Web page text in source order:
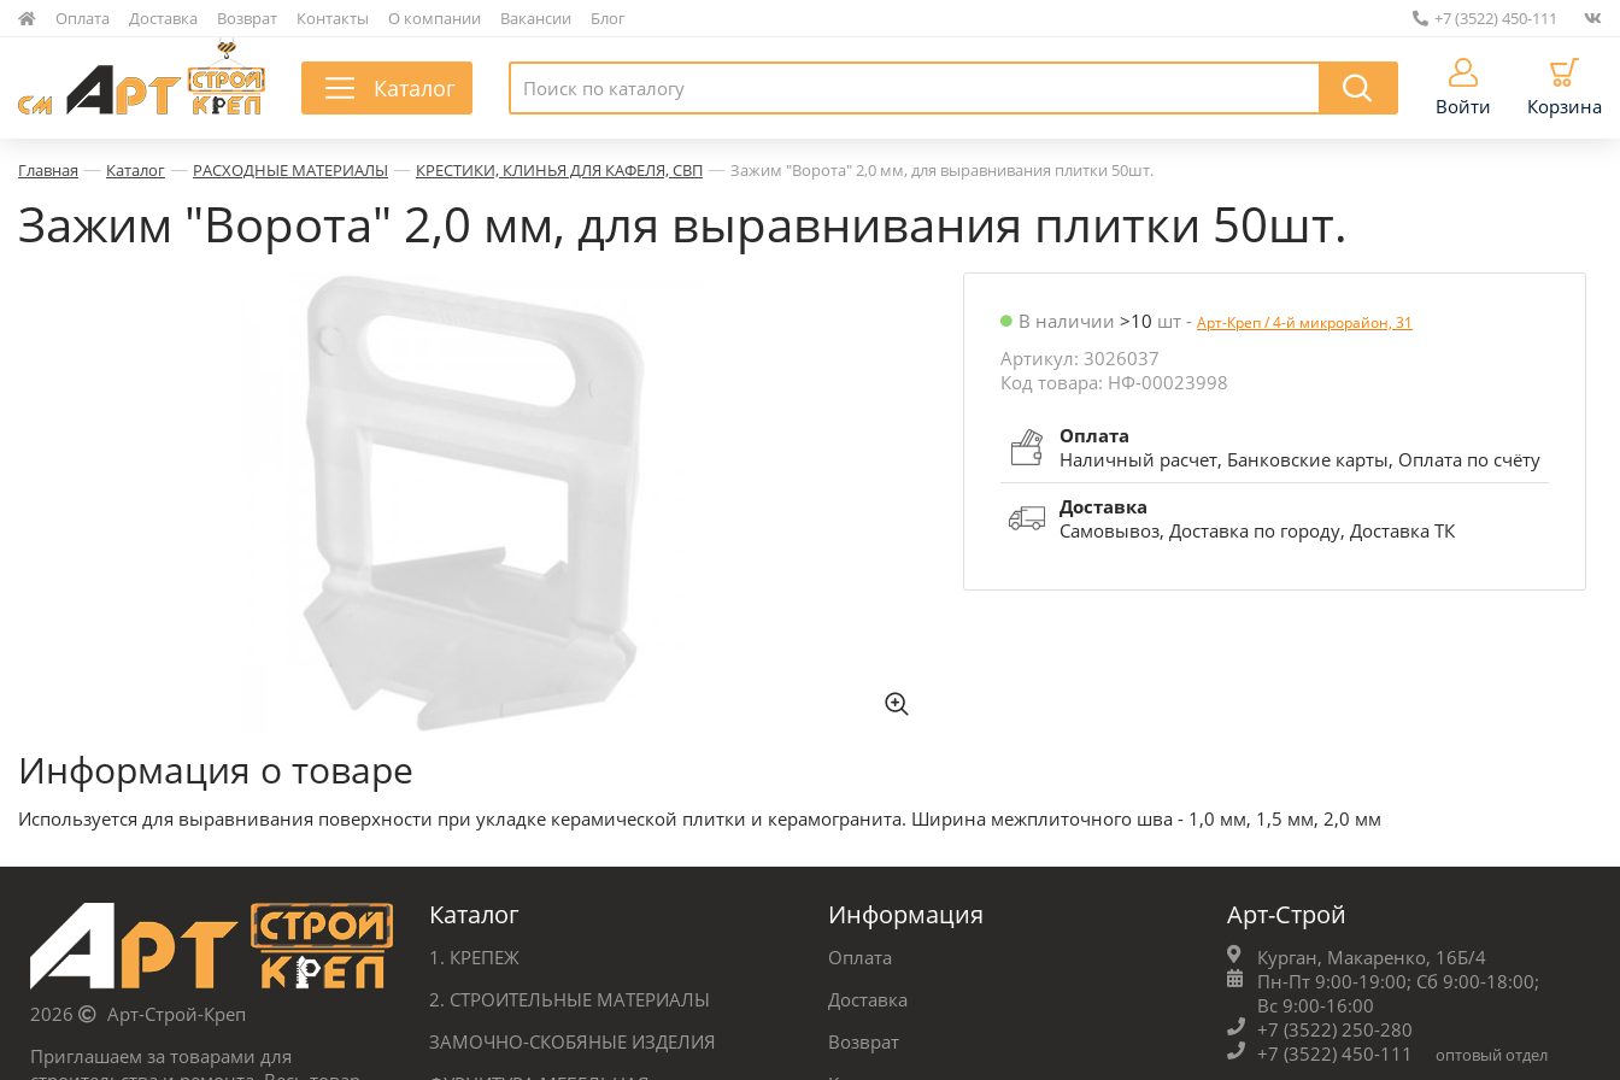
Оплата Доставка Возврат Контакты О компании Вакансии Блог +7 (3522) 450-111
Каталог
Войти Корзина
Главная — Каталог — РАСХОДНЫЕ МАТЕРИАЛЫ — КРЕСТИКИ, КЛИНЬЯ ДЛЯ КАФЕЛЯ, СВП — Зажим "Ворота" 2,0 мм, для выравнивания плитки 50шт.
Зажим "Ворота" 2,0 мм, для выравнивания плитки 50шт.
В наличии >10 шт - Арт-Креп / 4-й микрорайон, 31
Артикул: 3026037
Код товара: НФ-00023998
Оплата
Наличный расчет, Банковские карты, Оплата по счёту
Доставка
Самовывоз, Доставка по городу, Доставка ТК
Информация о товаре
Используется для выравнивания поверхности при укладке керамической плитки и керамогранита. Ширина межплиточного шва - 1,0 мм, 1,5 мм, 2,0 мм
2026
Арт-Строй-Креп
Приглашаем за товарами для
Каталог
1. КРЕПЕЖ
2. СТРОИТЕЛЬНЫЕ МАТЕРИАЛЫ
ЗАМОЧНО-СКОБЯНЫЕ ИЗДЕЛИЯ
Информация
Оплата
Доставка
Возврат
Арт-Строй
Курган, Макаренко, 16Б/4
Пн-Пт 9:00-19:00; Сб 9:00-18:00;
Вс 9:00-16:00
+7 (3522) 250-280
+7 (3522) 450-111
оптовый отдел